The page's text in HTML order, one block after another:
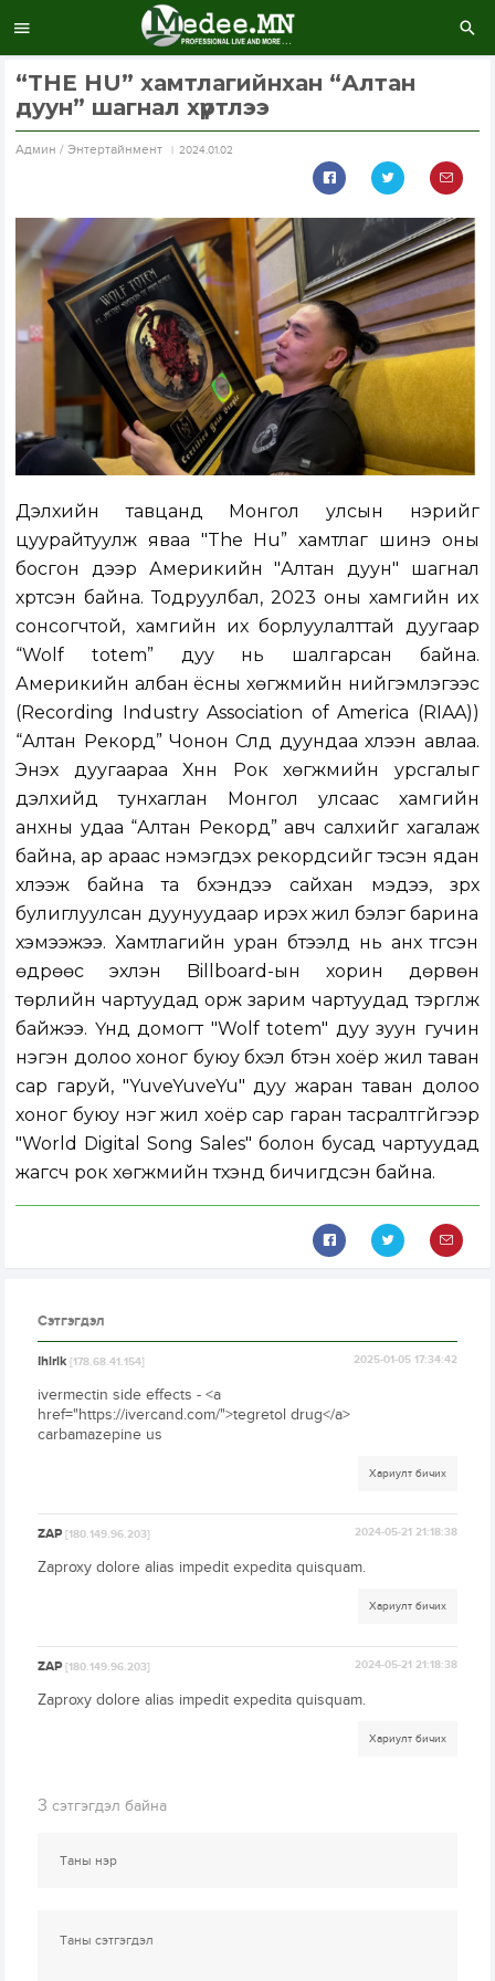
“THE HU” хамтлагийнхан “Алтан
дуун” шагнал хүртлээ
Aдмин / Энтертайнмент 2024.01.02
Дэлхийн тавцанд Монгол улсын нэрийг
цуурайтуулж яваа "The Hu” хамтлаг шинэ оны
босгон дээр Америкийн "Алтан дуун" шагнал
хүртсэн байна. Тодруулбал, 2023 оны хамгийн их
сонсогчтой, хамгийн их борлуулалттай дуугаар
“Wolf totem” дуу нь шалгарсан байна.
Америкийн албан ёсны хөгжмийн нийгэмлэгээс
(Recording Industry Association of America (RIAA))
“Алтан Рекорд” Чонон Сүлд дуундаа хүлээн авлаа.
Энэхүү дуугаараа Хүннү Рок хөгжмийн урсгалыг
дэлхийд тунхаглан Монгол улсаас хамгийн
анхны удаа “Алтан Рекорд” авч салхийг хагалаж
байна, ар араас нэмэгдэх рекордсийг тэсэн ядан
хүлээж байна та бүхэндээ сайхан мэдээ, зүрх
булиглуулсан дуунуудаар ирэх жил бэлэг барина
хэмээжээ. Хамтлагийн уран бүтээлүүд нь анх түгсэн
өдрөөс эхлэн Billboard-ын хорин дөрвөн
төрлийн чартуудад орж зарим чартуудад тэргүүлж
байжээ. Үүнд домогт "Wolf totem" дуу зуун гучин
нэгэн долоо хоног буюу бүхэл бүтэн хоёр жил таван
сар гаруй, "YuveYuveYu" дуу жаран таван долоо
хоног буюу нэг жил хоёр сар гаран тасралтгүйгээр
"World Digital Song Sales" болон бусад чартуудад
жагсч рок хөгжмийн түүхэнд бичигдсэн байна.
Сэтгэгдэл
Ihlrlk[178.68.41.154] 2025-01-05 17:34:42
ivermectin side effects - <a
href="https://ivercand.com/">tegretol drug</a>
carbamazepine us
Хариулт бичих
ZAP[180.149.96.203] 2024-05-21 21:18:38
Zaproxy dolore alias impedit expedita quisquam.
Хариулт бичих
ZAP[180.149.96.203] 2024-05-21 21:18:38
Zaproxy dolore alias impedit expedita quisquam.
Хариулт бичих
3 сэтгэгдэл байна